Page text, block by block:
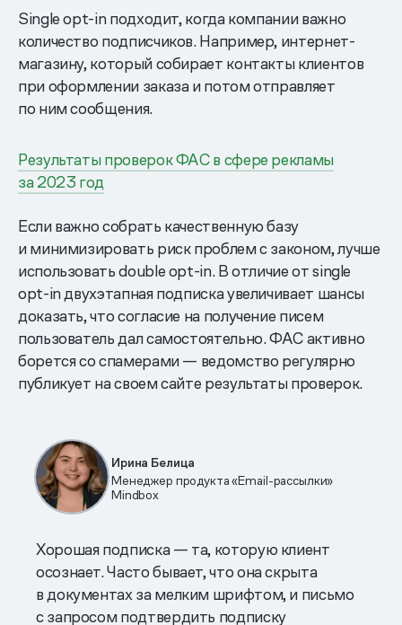
Single opt-in подходит, когда компании важно
количество подписчиков. Например, интернет-
магазину, который собирает контакты клиентов
при оформлении заказа и потом отправляет
по ним сообщения.
Результаты проверок ФАС в сфере рекламы
за 2023 год
Если важно собрать качественную базу
и минимизировать риск проблем с законом, лучше
использовать double opt-in. В отличие от single
opt-in двухэтапная подписка увеличивает шансы
доказать, что согласие на получение писем
пользователь дал самостоятельно. ФАС активно
борется со спамерами — ведомство регулярно
публикует на своем сайте результаты проверок.
Ирина Белица
Менеджер продукта «Email-рассылки»
Mindbox
Хорошая подписка — та, которую клиент
осознает. Часто бывает, что она скрыта
в документах за мелким шрифтом, и письмо
с запросом подтвердить подписку